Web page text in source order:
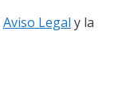
Aviso Legal y la